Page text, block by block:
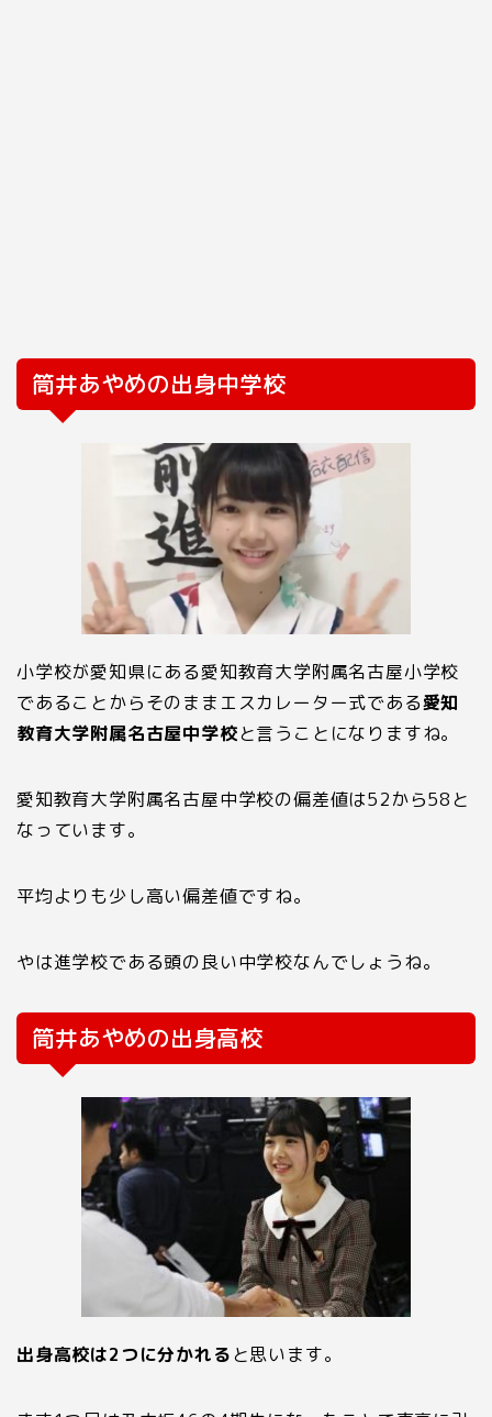
筒井あやめの出身中学校
小学校が愛知県にある愛知教育大学附属名古屋小学校
であることからそのままエスカレーター式である愛知
教育大学附属名古屋中学校と言うことになりますね。
愛知教育大学附属名古屋中学校の偏差値は52から58と
なっています。
平均よりも少し高い偏差値ですね。
やは進学校である頭の良い中学校なんでしょうね。
筒井あやめの出身高校
出身高校は2つに分かれると思います。